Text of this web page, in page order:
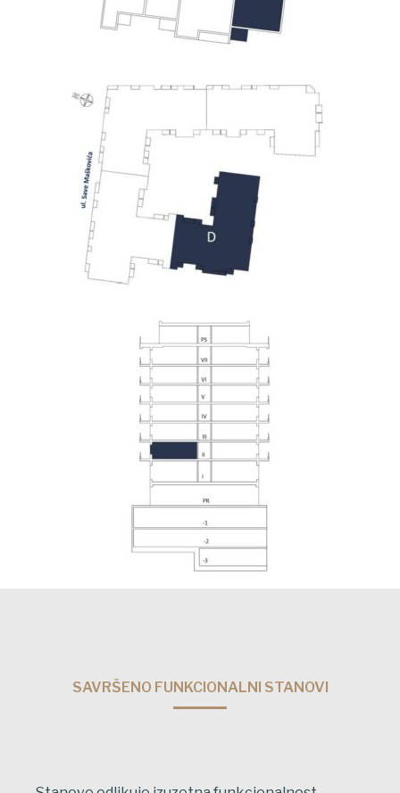
SAVRŠENO FUNKCIONALNI STANOVI